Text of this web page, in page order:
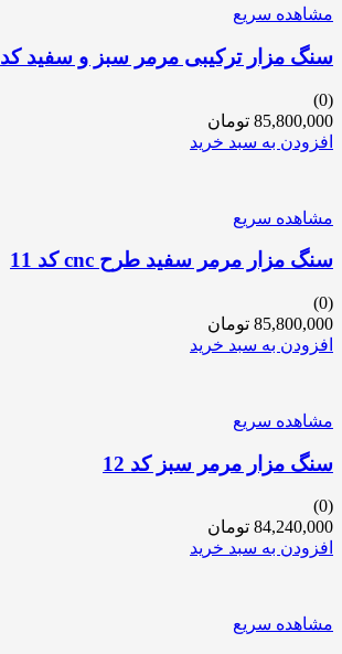
مشاهده سریع
سنگ مزار ترکیبی مرمر سبز و سفید کد 87
(0)
85,800,000 تومان
افزودن به سبد خرید
مشاهده سریع
سنگ مزار مرمر سفید طرح cnc کد 11
(0)
85,800,000 تومان
افزودن به سبد خرید
مشاهده سریع
سنگ مزار مرمر سبز کد 12
(0)
84,240,000 تومان
افزودن به سبد خرید
مشاهده سریع